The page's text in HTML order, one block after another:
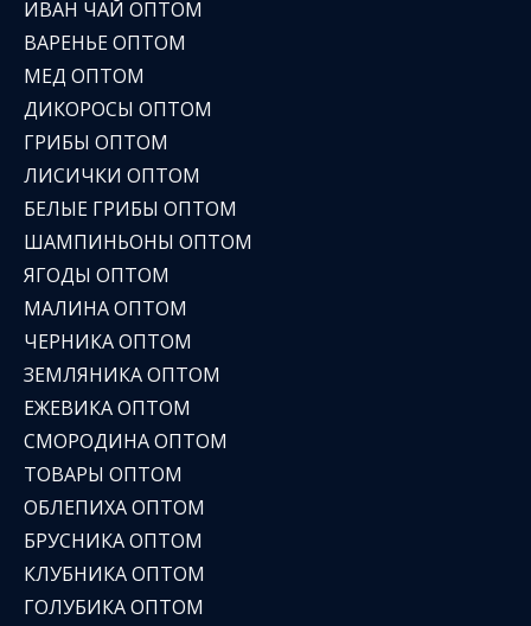
ИВАН ЧАЙ ОПТОМ
ВАРЕНЬЕ ОПТОМ
МЕД ОПТОМ
ДИКОРОСЫ ОПТОМ
ГРИБЫ ОПТОМ
ЛИСИЧКИ ОПТОМ
БЕЛЫЕ ГРИБЫ ОПТОМ
ШАМПИНЬОНЫ ОПТОМ
ЯГОДЫ ОПТОМ
МАЛИНА ОПТОМ
ЧЕРНИКА ОПТОМ
ЗЕМЛЯНИКА ОПТОМ
ЕЖЕВИКА ОПТОМ
СМОРОДИНА ОПТОМ
ТОВАРЫ ОПТОМ
ОБЛЕПИХА ОПТОМ
БРУСНИКА ОПТОМ
КЛУБНИКА ОПТОМ
ГОЛУБИКА ОПТОМ